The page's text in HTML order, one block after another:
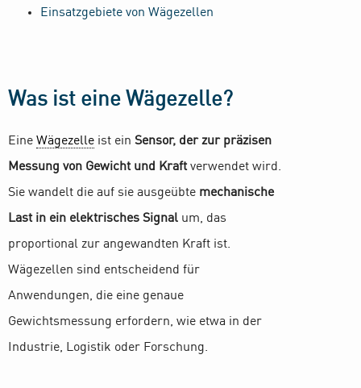
Einsatzgebiete von Wägezellen
Was ist eine Wägezelle?
Eine Wägezelle ist ein Sensor, der zur präzisen
Messung von Gewicht und Kraftverwendet wird.
Sie wandelt die auf sie ausgeübte mechanische
Last in ein elektrisches Signal um, das
proportional zur angewandten Kraft ist.
Wägezellen sind entscheidend für
Anwendungen, die eine genaue
Gewichtsmessung erfordern, wie etwa in der
Industrie, Logistik oder Forschung.